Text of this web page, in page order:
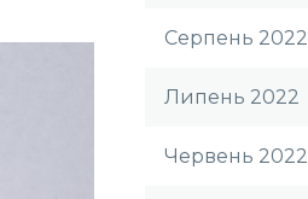
Серпень 2022
Липень 2022
Червень 2022